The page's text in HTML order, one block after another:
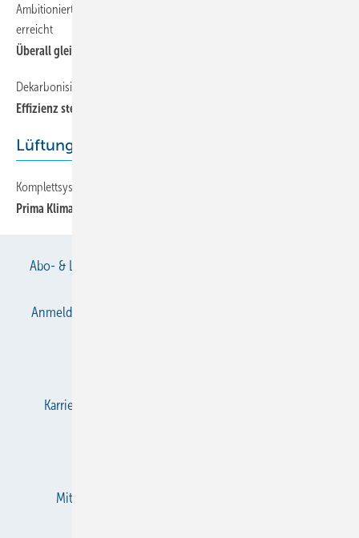
Ambitioniertes Temperaturziel mit Wärmepumpen und Ventilatoren
erreicht
Überall gleich warm
Dekarbonisierung mit Wärmepumpen mit dem Kältemittel Ammoniak
Effizienz steigern, ­Stromverbrauch begrenzen
Lüftungstechnik
Komplettsystem zum Heizen, Lüften, Kühlen von Showroom und Büro
Prima Klima
Abo- & Leserservice
Anmelden
Karriere bei Gentner
Mitgliedschaften und Engagement